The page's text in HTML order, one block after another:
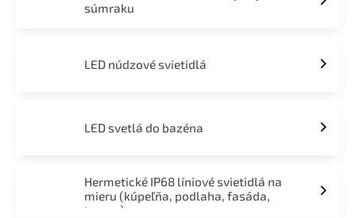
súmraku
LED núdzové svietidlá
LED svetlá do bazéna
Hermetické IP68 líniové svietidlá na
mieru (kúpeľňa, podlaha, fasáda,
terasa)